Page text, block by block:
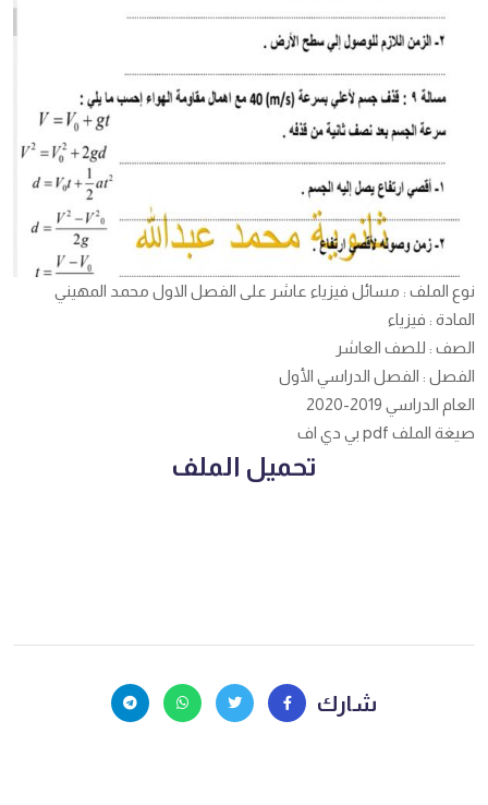
نوع الملف : مسائل فيزياء عاشر على الفصل الاول محمد المهيني
المادة : فيزياء
الصف : للصف العاشر
الفصل : الفصل الدراسي الأول
العام الدراسي 2019-2020
صيغة الملف pdf بي دي اف
تحميل الملف
شارك